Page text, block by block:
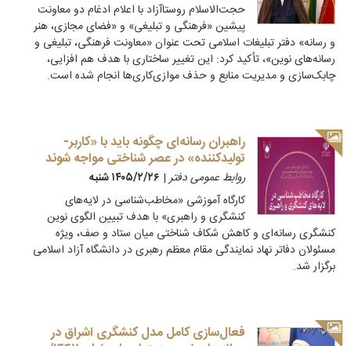
حجت‌الاسلام روستاآزاد با اعلام ادغام دو معاونت
پیشین «فرهنگی و تبلیغی» و «فضای مجازی، هنر
و رسانه» دفتر تبلیغات اسلامی تحت عنوان «معاونت فرهنگی، تبلیغی و
رسانه‌های نوین»، تأکید کرد: این تغییر ساختاری با هدف هم افزایی،
چابک‌سازی و مدیریت منابع و حذف موازی‌کاری‌ها انجام شده است.
راهبران رسانه‌ای چگونه باید با «کاربر-
تولیدکننده» در عصر شناختی مواجه شوند
روابط عمومی دفتر| ۱۴۰۵/۲/۲۶ شنبه
کارگاه آموزشی «مخاطب‌شناسی در لایه‌های
کنشگری و راهبری» با هدف تبیین الگوی نوین
کنشگری رسانه‌ای و کاهش شکاف شناختی میان ستاد و صف، ویژه
مسئولان دفاتر نهاد نمایندگی مقام معظم رهبری در دانشگاه آزاد اسلامی
برگزار شد.
فعال‌سازی کامل مدل کنشگری اشراق در